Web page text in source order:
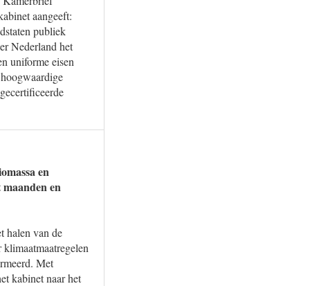
aangeeft:
publiek
Nederland het
uniforme eisen
en
en
halen van de
Met
kabinet naar het